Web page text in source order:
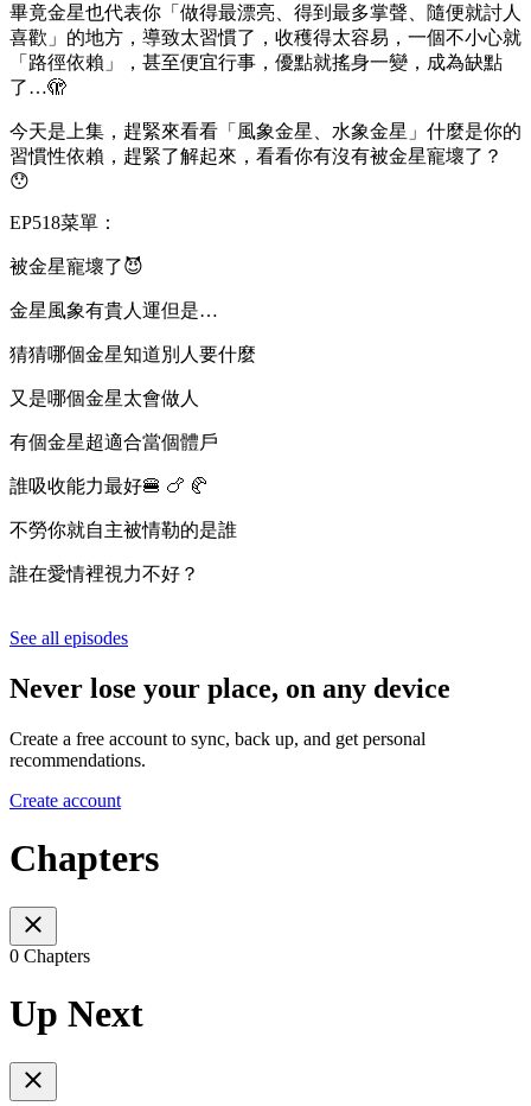
畢竟金星也代表你「做得最漂亮、得到最多掌聲、隨便就討人
喜歡」的地方，導致太習慣了，收穫得太容易，一個不小心就
「路徑依賴」，甚至便宜行事，優點就搖身一變，成為缺點
了…🫣
今天是上集，趕緊來看看「風象金星、水象金星」什麼是你的
習慣性依賴，趕緊了解起來，看看你有沒有被金星寵壞了？
😯
EP518菜單：
被金星寵壞了😈
金星風象有貴人運但是…
猜猜哪個金星知道別人要什麼
又是哪個金星太會做人
有個金星超適合當個體戶
誰吸收能力最好🍔 🍗 🥐
不勞你就自主被情勒的是誰
誰在愛情裡視力不好？
See all episodes
Never lose your place, on any device
Create a free account to sync, back up, and get personal
recommendations.
Create account
Chapters
0 Chapters
Up Next